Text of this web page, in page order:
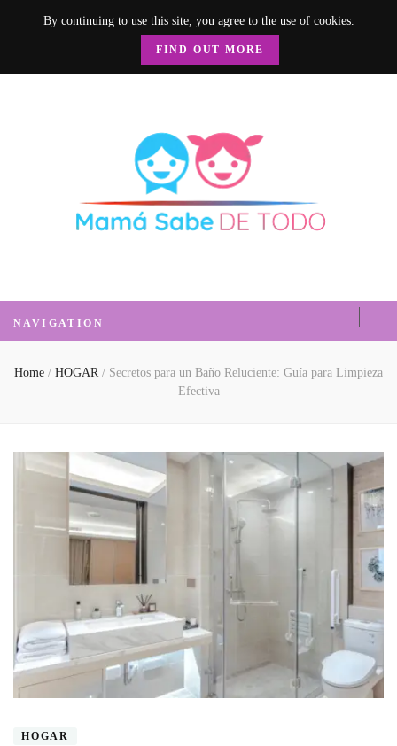
By continuing to use this site, you agree to the use of cookies.
FIND OUT MORE
Mamá Sabe de
Todo
NAVIGATION
Home / HOGAR / Secretos para un Baño Reluciente: Guía para Limpieza
Efectiva
HOGAR